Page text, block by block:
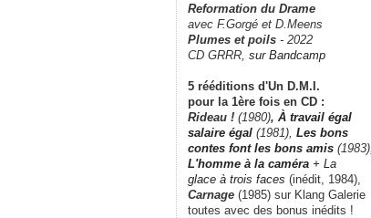
Reformation du Drame
avec F.Gorgé et D.Meens
Plumes et poils - 2022
CD GRRR, sur Bandcamp
5 rééditions d'Un D.M.I.
pour la 1ère fois en CD :
Rideau ! (1980), À travail égal
salaire égal (1981), Les bons
contes font les bons amis (1983),
L'homme à la caméra + La
glace à trois faces (inédit, 1984),
Carnage (1985) sur Klang Galerie
toutes avec des bonus inédits !